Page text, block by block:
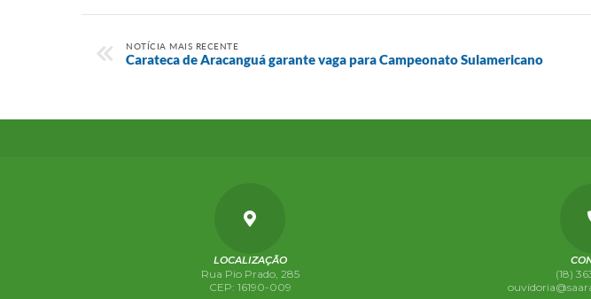
NOTÍCIA MAIS RECENTE
Carateca de Aracanguá garante vaga para Campeonato Sulamericano
LOCALIZAÇÃO
Rua Pio Prado, 285
CEP: 16190-009
(18)